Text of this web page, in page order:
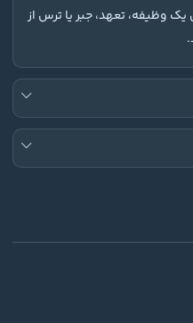
وظیفه، تعهد، جبر یا ترس از